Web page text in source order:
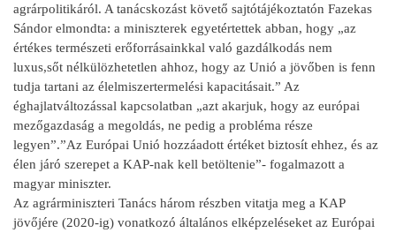
agrárpolitikáról. A tanácskozást követő sajtótájékoztatón Fazekas
Sándor elmondta: a miniszterek egyetértettek abban, hogy „az
értékes természeti erőforrásainkkal való gazdálkodás nem
luxus,sőt nélkülözhetetlen ahhoz, hogy az Unió a jövőben is fenn
tudja tartani az élelmiszertermelési kapacitásait.” Az
éghajlatváltozással kapcsolatban „azt akarjuk, hogy az európai
mezőgazdaság a megoldás, ne pedig a probléma része
legyen”.”Az Európai Unió hozzáadott értéket biztosít ehhez, és az
élen járó szerepet a KAP-nak kell betöltenie”- fogalmazott a
magyar miniszter.
Az agrárminiszteri Tanács három részben vitatja meg a KAP
jövőjére (2020-ig) vonatkozó általános elképzeléseket az Európai